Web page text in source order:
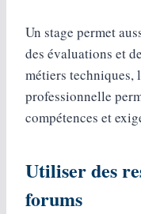
Un stage permet
des évaluations et
métiers techniques,
professionnelle
compétences et
Utiliser des
forums